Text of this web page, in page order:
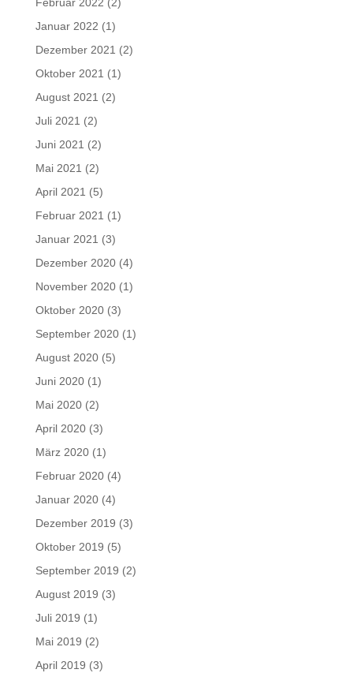
Februar 2022 (2)
Januar 2022 (1)
Dezember 2021 (2)
Oktober 2021 (1)
August 2021 (2)
Juli 2021 (2)
Juni 2021 (2)
Mai 2021 (2)
April 2021 (5)
Februar 2021 (1)
Januar 2021 (3)
Dezember 2020(4)
November 2020(1)
Oktober 2020(3)
September 2020(1)
August 2020(5)
Juni 2020(1)
Mai 2020(2)
April 2020(3)
März 2020(1)
Februar 2020(4)
Januar 2020(4)
Dezember 2019 (3)
Oktober 2019 (5)
September 2019 (2)
August 2019 (3)
Juli 2019 (1)
Mai 2019 (2)
April 2019 (3)